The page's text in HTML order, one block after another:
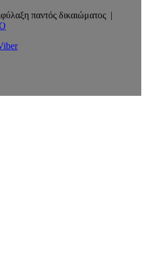
παντός δικαιώματος |